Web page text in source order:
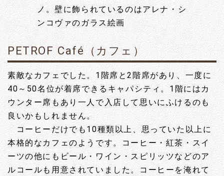
ノ。壁に飾られているのはアレナ・シ
ンコヴァのガラス絵画
PETROF Café（カフェ）
素敵なカフェでした。1階席と2階席があり、一度に
40～50名位が着席できるキャパシティ。1階にはカ
ウンター席もあり一人で入店して思いにふけるのも
良いかもしれません。
コーヒーだけでも10種類以上、思っていた以上に
本格的なカフェのようです。コーヒー・紅茶・スイ
ーツの他にもビール・ワイン・スピリッツなどのア
ルコールも用意されていました。コーヒーを淹れて